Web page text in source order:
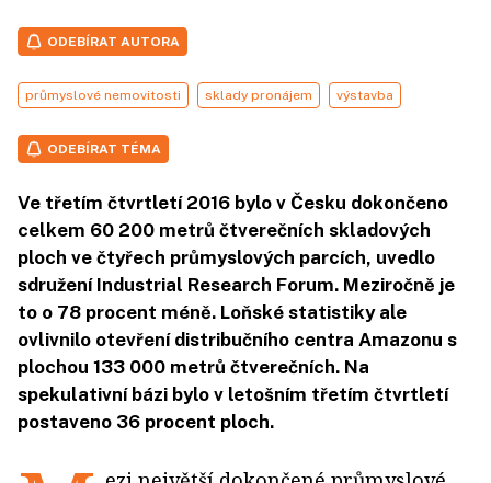
ODEBÍRAT AUTORA
průmyslové nemovitosti sklady pronájem výstavba
ODEBÍRAT TÉMA
Ve třetím čtvrtletí 2016 bylo v Česku dokončeno
celkem 60 200 metrů čtverečních skladových
ploch ve čtyřech průmyslových parcích, uvedlo
sdružení Industrial Research Forum. Meziročně je
to o 78 procent méně. Loňské statistiky ale
ovlivnilo otevření distribučního centra Amazonu s
plochou 133 000 metrů čtverečních. Na
spekulativní bázi bylo v letošním třetím čtvrtletí
postaveno 36 procent ploch.